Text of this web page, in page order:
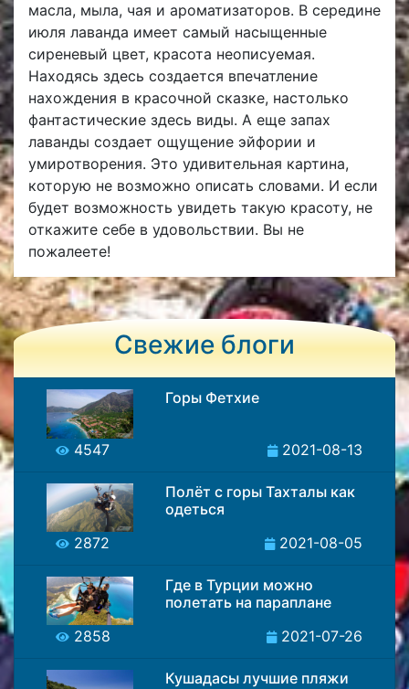
масла, мыла, чая и ароматизаторов. В середине
июля лаванда имеет самый насыщенные
сиреневый цвет, красота неописуемая.
Находясь здесь создается впечатление
нахождения в красочной сказке, настолько
фантастические здесь виды. А еще запах
лаванды создает ощущение эйфории и
умиротворения. Это удивительная картина,
которую не возможно описать словами. И если
будет возможность увидеть такую красоту, не
откажите себе в удовольствии. Вы не
пожалеете!
Свежие блоги
Горы Фетхие
4547 2021-08-13
Полёт с горы Тахталы как
одеться
2872
2021-08-05
Где в Турции можно
полетать на параплане
2858
2021-07-26
Кушадасы лучшие пляжи